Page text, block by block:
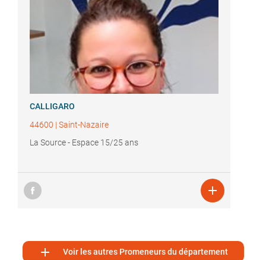
CALLIGARO
44600 | Saint-Nazaire
La Source - Espace 15/25 ans

 Voir les autres Promeneurs du département